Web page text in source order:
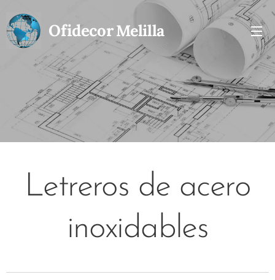
OfidecorMelilla
Letreros de acero
inoxidables